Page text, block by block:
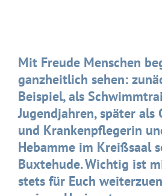
Mit Freude Menschen
ganzheitlich sehen:
Beispiel, als
Jugendjahren, später als
und Krankenpflegerin
Hebamme im Kreißsaal
Buxtehude. Wichtig ist
stets für Euch